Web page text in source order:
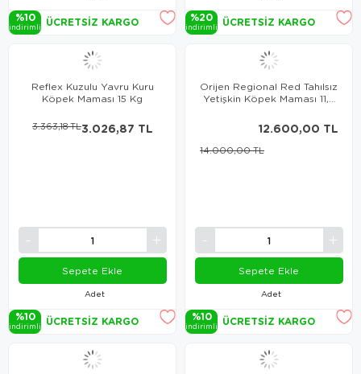
%10
i̇ndi̇ri̇mli̇ ÜCRETSIZ KARGO %20
i̇ndi̇ri̇mli̇ ÜCRETSIZ KARGO
Reflex Kuzulu Yavru Kuru
Köpek Maması 15 Kg
Adet
3.026,87 TL
3.363,18 TL
Sepete Ekle
%10
i̇ndi̇ri̇mli̇ ÜCRETSIZ KARGO
Orijen Regional Red Tahılsız
Yetişkin Köpek Maması 11,4
Adet
12.600,00 TL
14.000,00 TL
Sepete Ekle
%10
i̇ndi̇ri̇mli̇ ÜCRETSIZ KARGO